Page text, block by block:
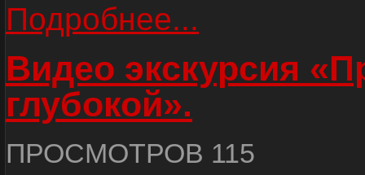
Подробнее...
Видео экскурсия
глубокой».
ПРОСМОТРОВ 115